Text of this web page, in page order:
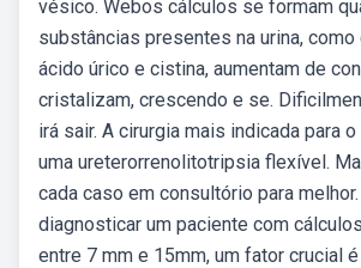
vésico. Webos cálculos se formam
substâncias presentes na urina, como
ácido úrico e cistina, aumentam de
cristalizam, crescendo e se.
irá sair. A cirurgia mais indicada para
uma ureterorrenolitotripsia flexível.
cada caso em consultório para
diagnosticar um paciente com
entre 7 mm e 15mm, um fator crucial